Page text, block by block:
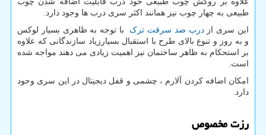
طبیعی به چهار چوب نیز همانند اکثر سری درب ها وجود دارد.
این سری ازدرب ضد سرقت ترک با توجه به ظاهری بسیار لوکس
و به روز و تنوع بالای طرح با استقبال بسیارزیاد سازندگانی که علاوه
بر استحکام به ظاهر ساختمان نیز اهمیت زیادی می دهند مواجه شده
است.
امکان اضافه کردن آلارم ، چشمی و قفل دیجیتال در این سری وجود
دارد.
رزت مخصوص